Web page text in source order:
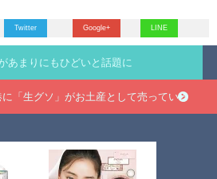
Twitter Google+ LINE
あまりにもひどいと話題に
に「生グソ」がお土産として売っている